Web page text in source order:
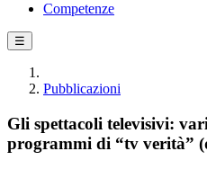
Competenze
☰
Pubblicazioni
Gli spettacoli televisivi:
programmi di “tv verità”